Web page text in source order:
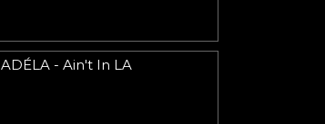
ADÉLA - Ain't In LA